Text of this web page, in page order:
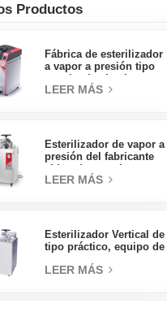
Productos
Fábrica de esterilizador
a vapor a presión tipo
pedal tipo insignia de
LEER MÁS
Esterilizador de vapor a
presión del fabricante
vertical de tipo
LEER MÁS
Esterilizador Vertical de
tipo práctico, equipo de
Vertical, esterilizador de
LEER MÁS